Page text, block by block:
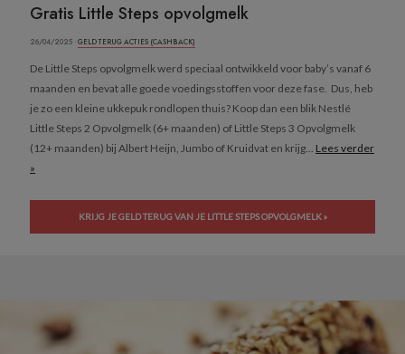
Gratis Little Steps opvolgmelk
26/04/2025 ·GELD TERUG ACTIES (CASHBACK)
De Little Steps opvolgmelk werd speciaal ontwikkeld voor baby’s vanaf 6
maanden en bevat alle goede voedingsstoffen voor deze fase. Dus, heb
je zo een kleine ukkepuk rondlopen thuis? Koop dan een blik Nestlé
Little Steps 2 Opvolgmelk (6+ maanden) of Little Steps 3 Opvolgmelk
(12+ maanden) bij Albert Heijn, Jumbo of Kruidvat en krijg... Lees verder
»
KRIJG JE GELD TERUG VAN JE LITTLE STEPS OPVOLGMELK »